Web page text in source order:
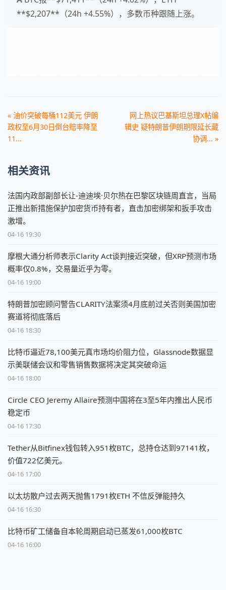
**$2,207**（24h +4.55%），多数币种跟随上涨。
« 油价突破每桶112美元 伊朗
政权至6月30日倒台赔率降至
11...
网上热议巴基斯坦总理X帖编
辑史 疑特朗普伊朗期限延长藏
协调... »
相关资讯
法国内政部副部长让-迪迪埃·贝尔热在巴黎区块链周直言，当局
正推出新措施保护加密货币持有者，直击加密绑架和扳手攻击
激增。
04-16 19:30
摩根大通分析师表示Clarity Act谈判接近突破，但XRP预测市场
概率仅0.8%，交易量近乎为零。
04-16 19:00
特朗普加密顾问警告CLARITY法案须4月底前过关否则美国加密
赛道将彻底落后
04-16 18:30
比特币逼近78,100美元真市场均价阻力位，Glassnode数据显
示美联储会议和零售销售数据将决定其突破命运
04-16 18:00
Circle CEO Jeremy Allaire预测中国将在3至5年内推出人民币
稳定币
04-16 17:30
Tether从Bitfinex钱包转入951枚BTC，总持仓达到97141枚，
价值722亿美元。
04-16 17:00
以太坊散户过去两天抛售1791枚ETH 不信反弹能持久
04-16 16:30
比特币矿工储备自本轮周期启动已蒸发61,000枚BTC
04-16 16:00